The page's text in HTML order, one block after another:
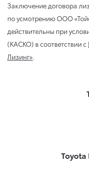
Заключение договора
по усмотрению ООО
действительны при
(КАСКО) в соответствии с
Лизинг»
Toyota